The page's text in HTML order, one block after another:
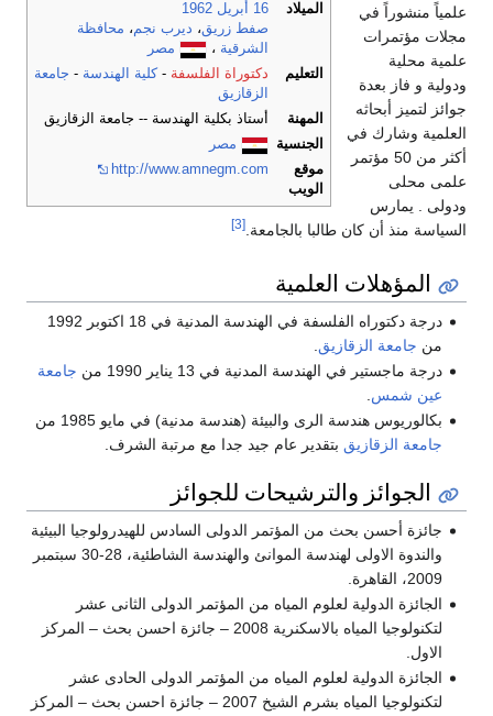
الميلاد
16 أبريل
1962
صفط زريق، ديرب نجم، محافظة
الشرقية ،
مصر
التعليم
دكتوراة الفلسفة - كلية الهندسة - جامعة
الزقازيق
المهنة
أستاذ بكلية الهندسة -- جامعة الزقازيق
الجنسية
مصر
موقع
الويب
http://www.amnegm.com
علمياً منشوراً في
مجلات مؤتمرات
علمية محلية
ودولية و فاز بعدة
جوائز لتميز أبحاثه
العلمية وشارك في
أكثر من 50 مؤتمر
علمى محلى
ودولى . يمارس
السياسة منذ أن كان طالبا بالجامعة. [3]
المؤهلات العلمية
درجة دكتوراه الفلسفة في الهندسة المدنية في 18 اكتوبر 1992
من جامعة الزقازيق
درجة ماجستير في الهندسة المدنية في 13 يناير 1990 من
جامعة
عين شمس
بكالوريوس هندسة الرى والبيئة (هندسة مدنية) في مايو 1985 من
جامعة الزقازيق بتقدير عام جيد جدا مع مرتبة الشرف.
الجوائز والترشيحات للجوائز
جائزة أحسن بحث من المؤتمر الدولى السادس للهيدرولوجيا البيئية
والندوة الاولى لهندسة الموانئ والهندسة الشاطئية، 28-30 سبتمبر
2009، القاهرة.
الجائزة الدولية لعلوم المياه من المؤتمر الدولى الثانى عشر
لتكنولوجيا المياه بالاسكنرية 2008 – جائزة احسن بحث – المركز
الاول.
الجائزة الدولية لعلوم المياه من المؤتمر الدولى الحادى عشر
لتكنولوجيا المياه بشرم الشيخ 2007 – جائزة احسن بحث – المركز